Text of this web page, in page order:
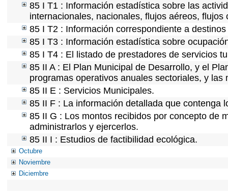
85 I T1 : Información estadística sobre las
internacionales, nacionales, flujos aéreos, flujos
85 I T2 : Información correspondiente a
85 I T3 : Información estadística sobre
85 I T4 : El listado de prestadores de servicios
85 II A : El Plan Municipal de Desarrollo, y el
programas operativos anuales sectoriales, y
85 II E : Servicios Municipales.
85 II F : La información detallada que contenga
85 II G : Los montos recibidos por concepto de
administrarlos y ejercerlos.
85 II I : Estudios de factibilidad ecológica.
Octubre
Noviembre
Diciembre